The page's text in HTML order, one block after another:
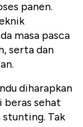
panen.
masa pasca
serta dan
diharapkan
beras sehat
Tak